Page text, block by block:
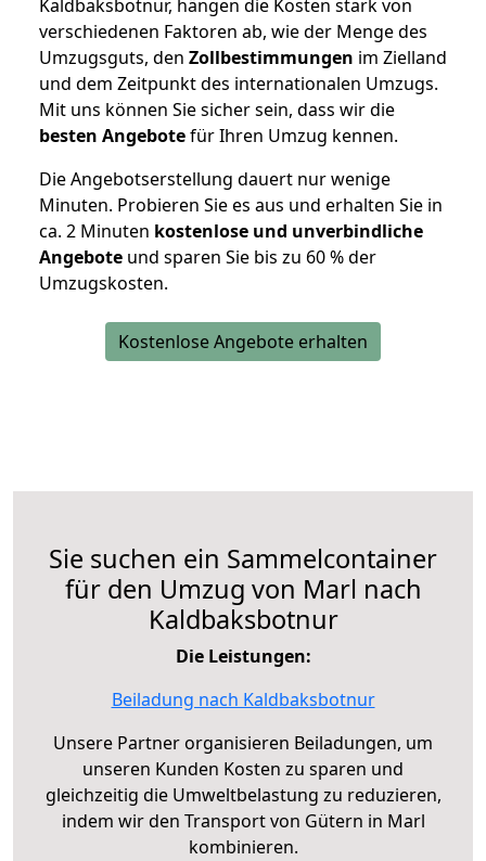
Kaldbaksbotnur, hängen die Kosten stark von
verschiedenen Faktoren ab, wie der Menge des
Umzugsguts, den Zollbestimmungen im Zielland
und dem Zeitpunkt des internationalen Umzugs.
Mit uns können Sie sicher sein, dass wir die
besten Angebotefür Ihren Umzug kennen.
Die Angebotserstellung dauert nur wenige
Minuten. Probieren Sie es aus und erhalten Sie in
ca. 2 Minuten kostenlose und unverbindliche
Angebote und sparen Sie bis zu 60 % der
Umzugskosten.
Kostenlose Angebote erhalten
Sie suchen ein Sammelcontainer
für den Umzug von Marl nach
Kaldbaksbotnur
Die Leistungen:
Beiladung nach Kaldbaksbotnur
Unsere Partner organisieren Beiladungen, um
unseren Kunden Kosten zu sparen und
gleichzeitig die Umweltbelastung zu reduzieren,
indem wir den Transport von Gütern in Marl
kombinieren.